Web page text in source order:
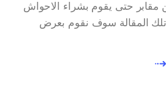
حتى يقوم بشراء الاحواش
المقالة سوف نقوم بعرض